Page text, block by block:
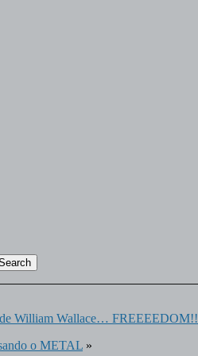
de William Wallace…
o METAL »